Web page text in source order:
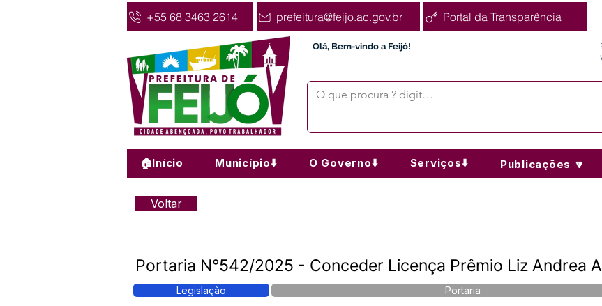
+55 68 3463 2614 prefeitura@feijo.ac.gov.br Portal da Transparência
Olá, Bem-vindo a Feijó!
🏠Início Município⬇️ O Governo⬇️ Serviços⬇️ Publicações 🔽
Voltar
Portaria N°542/2025 - Conceder Licença Prêmio Liz Andrea
Legislação Portaria